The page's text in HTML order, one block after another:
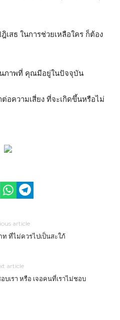
สธ ในการช่วยเหลือใคร ก็ต้อง
นภาพที่ คุณมีอยู่ในปัจจุบัน
อความเสี่ยง ที่จะเกิดขึ้นหรือไม่
article
ท ที่ไม่ควรไปเป็นสะใภ้
article
บเรา หรือ เจอคนที่เราไม่ชอบ